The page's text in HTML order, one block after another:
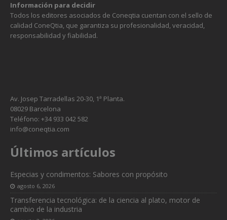
Información para decidir
Todos los editores asociados de Coneqtia cuentan con el sello de
calidad ConeQtia, que garantiza su profesionalidad, veracidad,
responsabilidad y fiabilidad.
Av. Josep Tarradellas 20-30, 1ª Planta.
08029 Barcelona
Teléfono: +34 933 042 582
info@coneqtia.com
Últimos artículos
Especias y condimentos: Sabores con propósito
agosto 6, 2026
Transferencia tecnológica: de la ciencia al plato, motor de
cambio de la industria